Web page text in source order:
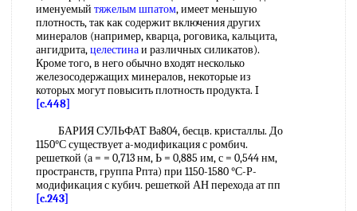
именуемый тяжелым шпатом, имеет меньшую
плотность, так как содержит включения других
минералов (например, кварца, роговика, кальцита,
ангидрита,целестинаи различных силикатов).
Кроме того, в него обычно входят несколько
железосодержащих минералов, некоторые из
которых могут повысить плотность продукта. I
[c.448]
БАРИЯ СУЛЬФАТ Ва804, бесцв. кристаллы. До
1150°С существует а-модификация с ромбич.
решеткой (а = = 0,713 нм, Ь = 0,885 им, с = 0,544 нм,
пространств, группа Рпта) при 1150-1580 °С-Р-
модификация с кубич. решеткой АН перехода ат пп
[c.243]